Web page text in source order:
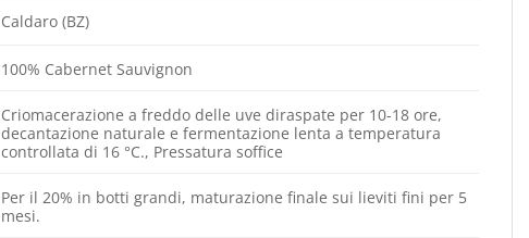
Caldaro (BZ)
100% Cabernet Sauvignon
Criomacerazione a freddo delle uve diraspate per 10-18 ore,
decantazione naturale e fermentazione lenta a temperatura
controllata di 16 °C., Pressatura soffice
Per il 20% in botti grandi, maturazione finale sui lieviti fini per 5
mesi.